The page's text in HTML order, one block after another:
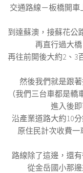
交通路線－板橋開車
到達蘇澳，接蘇花公
再直行過大
再往前開後大約2 、 3
然後我們就是跟
（我們三台車都是轎
進入後
沿產業道路大約10
原住民計次收費一
路線除了這邊，還
從金岳國小那